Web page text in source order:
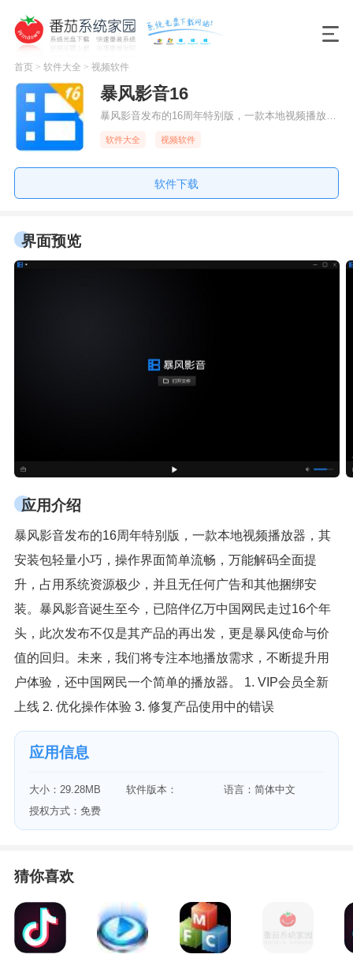
首页> 软件大全 > 视频软件
暴风影音16
暴风影音发布的16周年特别版，一款本地视频播放器，其安装包轻量小巧，操作界面简单流畅，万能解码全面提升，占用系统资源极少，并且无任何广告和其他捆绑安装。暴风影音诞生至今，已陪伴亿万中国网民走过16个年头，此次发布不仅是其产品的再出发，更是暴风使命与价值的回归。未来，我们将专注本地播放需求，不断提升用户体验，还中国网民一个简单的播放器。 1. VIP会员全新上线
软件大全 视频软件
软件下载
界面预览
应用介绍
暴风影音发布的16周年特别版，一款本地视频播放器，其
安装包轻量小巧，操作界面简单流畅，万能解码全面提
升，占用系统资源极少，并且无任何广告和其他捆绑安
装。暴风影音诞生至今，已陪伴亿万中国网民走过16个年
头，此次发布不仅是其产品的再出发，更是暴风使命与价
值的回归。未来，我们将专注本地播放需求，不断提升用
户体验，还中国网民一个简单的播放器。 1. VIP会员全新
上线 2. 优化操作体验 3. 修复产品使用中的错误
应用信息
大小：29.28MB
软件版本：
语言：简体中文
授权方式：免费
猜你喜欢